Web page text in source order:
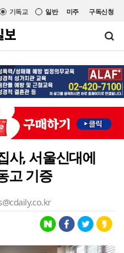
미주 구독신청
일반
기독교
사, 서울신대에
고 기증